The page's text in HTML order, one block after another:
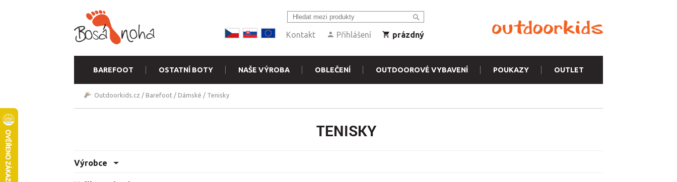
Kontakt Přihlášení prázdný
BAREFOOT OSTATNÍ BOTY NAŠE VÝROBA OBLEČENÍ OUTDOOROVÉ VYBAVENÍ POUKAZY OUTLET
Outdoorkids.cz / Barefoot / Dámské / Tenisky
TENISKY
Výrobce